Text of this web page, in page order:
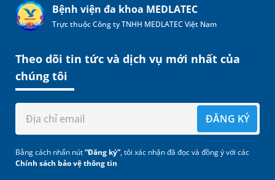
Bệnh viện đa khoa MEDLATEC
Trực thuộc Công ty TNHH MEDLATEC Việt Nam
Theo dõi tin tức và dịch vụ mới nhất của
chúng tôi
ĐĂNG KÝ
Bằng cách nhấn nút“Đăng ký”, tôi xác nhận đã đọc và đồng ý với các
Chính sách bảo vệ thông tin